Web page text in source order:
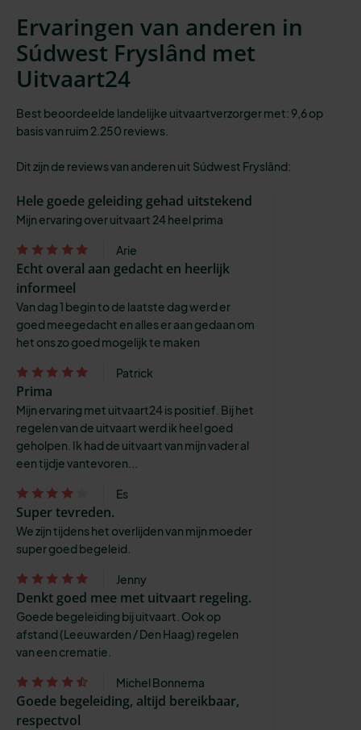
Ervaringen van anderen in
Súdwest Fryslând met
Uitvaart24
Best beoordeelde landelijke uitvaartverzorger met: 9,6 op
basis van ruim 2.250 reviews.
Dit zijn de reviews van anderen uit Súdwest Fryslând:
Hele goede geleiding gehad uitstekend
Mijn ervaring over uitvaart 24 heel prima
Arie
Echt overal aan gedacht en heerlijk
informeel
Van dag 1 begin to de laatste dag werd er
goed meegedacht en alles er aan gedaan om
het ons zo goed mogelijk te maken
Patrick
Prima
Mijn ervaring met uitvaart24 is positief. Bij het
regelen van de uitvaart werd ik heel goed
geholpen. Ik had de uitvaart van mijn vader al
een tijdje vantevoren...
Es
Super tevreden.
We zijn tijdens het overlijden van mijn moeder
super goed begeleid.
Jenny
Denkt goed mee met uitvaart regeling.
Goede begeleiding bij uitvaart. Ook op
afstand (Leeuwarden / Den Haag) regelen
van een crematie.
Michel Bonnema
Goede begeleiding, altijd bereikbaar,
respectvol